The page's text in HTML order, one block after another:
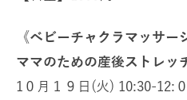
《ベビーチャクラマッサー
ママのための産後ストレッ
1 ０月１９日 (火) 10:30-12: ０